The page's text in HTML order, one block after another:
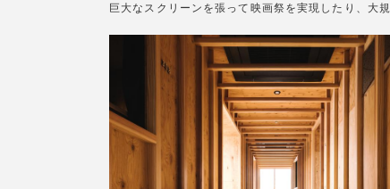
巨大なスクリーンを張って映画祭を実現したり、大